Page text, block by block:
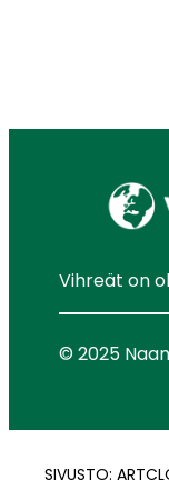
Vihreät on
© 2025
SIVUSTO: